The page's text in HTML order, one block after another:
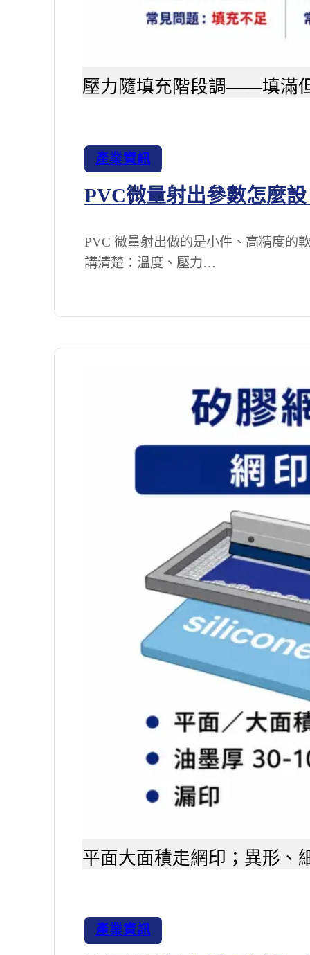
壓力隨填充階段調——填滿
產業資訊
PVC微量射出參數怎麼
PVC 微量射出做的是小件、高精度的
講清楚：溫度、壓力…
平面大面積走網印；異形、
產業資訊